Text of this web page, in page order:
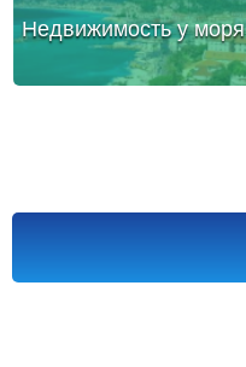
Недвижимость у моря